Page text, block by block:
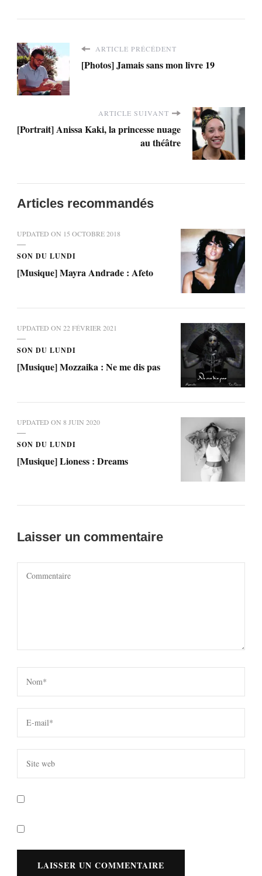
ARTICLE PRÉCÉDENT
[Photos] Jamais sans mon livre 19
ARTICLE SUIVANT
[Portrait] Anissa Kaki, la princesse nuage
au théâtre
Articles recommandés
UPDATED ON 15 OCTOBRE 2018
SON DU LUNDI
[Musique] Mayra Andrade : Afeto
UPDATED ON 22 FÉVRIER 2021
SON DU LUNDI
[Musique] Mozzaika : Ne me dis pas
UPDATED ON 8 JUIN 2020
SON DU LUNDI
[Musique] Lioness : Dreams
Laisser un commentaire